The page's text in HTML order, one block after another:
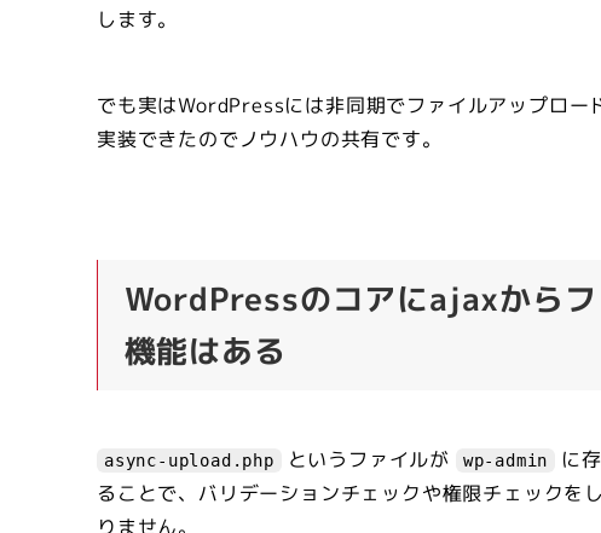
します。
でも実はWordPressには非同期でファイルアップロ
実装できたのでノウハウの共有です。
WordPressのコアにajaxから
機能はある
async-upload.php というファイルが wp-admin
に
ることで、バリデーションチェックや権限チェックを
りません。